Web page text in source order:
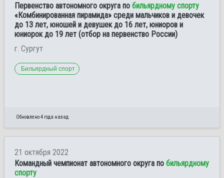
Первенство автономного округа по бильярдному спорту
«Комбинированная пирамида» среди мальчиков и девочек
до 13 лет, юношей и девушек до 16 лет, юниоров и
юниорок до 19 лет (отбор на первенство России)
г. Сургут
Бильярдный спорт
Обновлено 4 года назад
21 октября 2022
Командный чемпионат автономного округа по бильярдному
спорту